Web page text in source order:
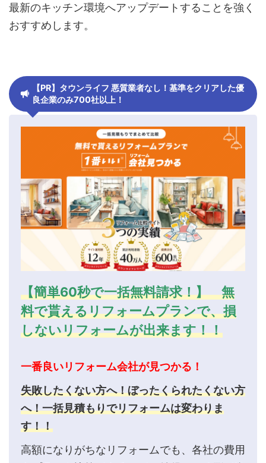
最新のキッチン環境へアップデートすることを強く
おすすめします。
【PR】タウンライフ 悪質業者なし！基準をクリアした優
良企業のみ700社以上！
【簡単60秒で一括無料請求！】 無
料で貰えるリフォームプランで、損
しないリフォームが出来ます！！
一番良いリフォーム会社が見つかる！
失敗したくない方へ！ぼったくられたくない方
へ！一括見積もりでリフォームは変わりま
す！！
高額になりがちなリフォームでも、各社の費用